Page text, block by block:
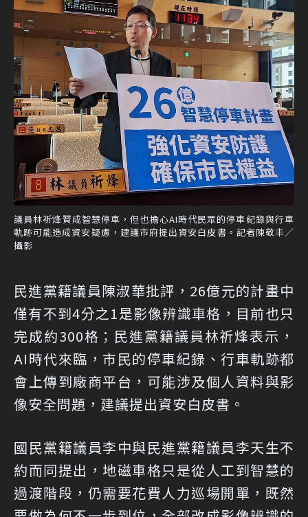
議員林祈烽贊成智慧停車，但也擔心AI時代民眾的停車紀錄與行車
軌跡可能造成資安疑慮，建議市府提出資安白皮書。記者陳敬丰／
攝影
民進黨籍議員陳淑華批評，26億元的計畫中
僅有不到4分之1是影像辨識車格，目前也只
完成約300格；民進黨籍議員林祈烽表示，
AI時代來臨，市民的停車紀錄、行車軌跡都
會上傳到廠商平台，可能涉及個人資料與影
像安全問題，建議提出資安白皮書。
國民黨籍議員李中與民進黨籍議員李天生不
約而同提出，地磁車格只是從人工到智慧的
過渡階段，仍需要花費人力巡場開單，既然